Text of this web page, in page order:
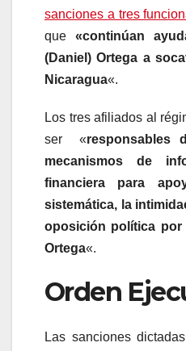
sanciones a tres
que «continúan
(Daniel) Ortega a
Nicaragua«.
Los tres afiliados al
ser «responsables
mecanismos de
financiera para
sistemática, la
oposición política por
Ortega«.
Orden
Las sanciones